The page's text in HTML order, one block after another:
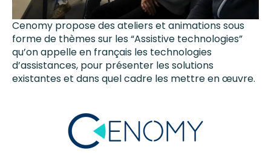
Cenomy propose des ateliers et animations sous
forme de thèmes sur les “Assistive technologies”
qu’on appelle en français les technologies
d’assistances, pour présenter les solutions
existantes et dans quel cadre les mettre en œuvre.